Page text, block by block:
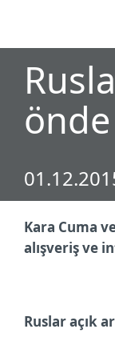
önde
Kara Cuma
alışveriş ve
Ruslar açık